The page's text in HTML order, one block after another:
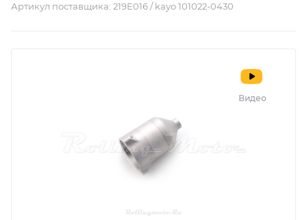
Артикул поставщика: 219E016 / kayo 101022-0430
Видео